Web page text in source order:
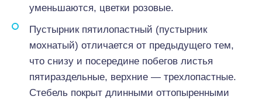
уменьшаются, цветки розовые.
Пустырник пятилопастный (пустырник
мохнатый) отличается от предыдущего тем,
что снизу и посередине побегов листья
пятираздельные, верхние — трехлопастные.
Стебель покрыт длинными оттопыренными